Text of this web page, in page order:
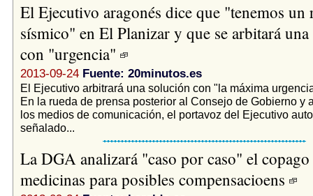
El Ejecutivo aragonés dice que "tenemos un
sísmico" en El Planizar y que se arbitará
con "urgencia"
2013-09-24 Fuente: 20minutos.es
El Ejecutivo arbitrará una solución con "la máxima
En la rueda de prensa posterior al Consejo de Gobierno y
los medios de comunicación, el portavoz del Ejecutivo
señalado...
La DGA analizará "caso por caso" el copago
medicinas para posibles compensacioens